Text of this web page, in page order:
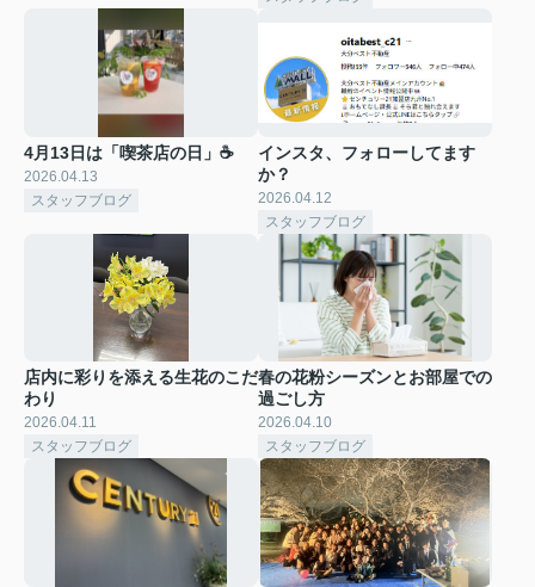
4月13日は「喫茶店の日」☕
2026.04.13
スタッフブログ
インスタ、フォローしてます
か？
2026.04.12
スタッフブログ
店内に彩りを添える生花のこだ
わり
2026.04.11
スタッフブログ
春の花粉シーズンとお部屋での
過ごし方
2026.04.10
スタッフブログ